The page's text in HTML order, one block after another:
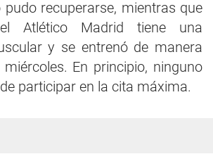
recuperarse, mientras que
Atlético Madrid tiene una
y se entrenó de manera
En principio, ninguno
participar en la cita máxima.